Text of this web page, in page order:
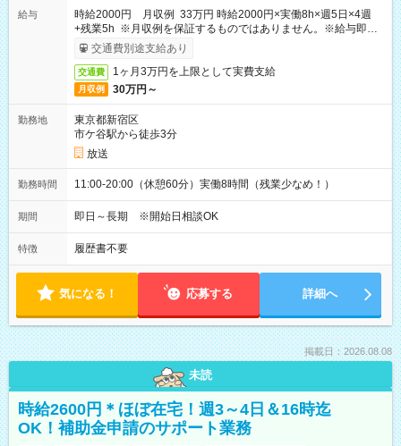
給与
時給2000円 月収例 33万円 時給2000円×実働8h×週5日×4週
+残業5h ※月収例を保証するものではありません。※給与即受
取りサービス利用可（利用条件有）
交通費別途支給あり
交通費 1ヶ月3万円を上限として実費支給
月収例 30万円～
勤務地
東京都新宿区
市ケ谷駅から徒歩3分
放送
勤務時間 11:00-20:00（休憩60分）実働8時間（残業少なめ！）
期間 即日～長期 ※開始日相談OK
特徴 履歴書不要
気になる！ 応募する 詳細へ
掲載日：2026.08.08
未読
時給2600円＊ほぼ在宅！週3～4日＆16時迄
OK！補助金申請のサポート業務